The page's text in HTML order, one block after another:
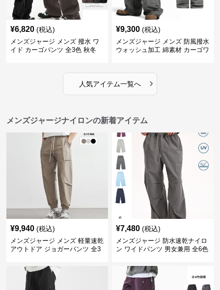
¥6,820 (税込)
メンズジャージ メンズ 撥水 ワ
イド カーゴパンツ 全3色 秋冬
¥9,300 (税込)
メンズジャージ メンズ 防風撥水
ウォッシュ加工 綿素材 カーゴワ
人気アイテム一覧へ ›
メンズジャージナイロンの新着アイテム
¥9,940 (税込)
メンズジャージ メンズ 軽量速乾
アウトドア ジョガーパンツ 全3
¥7,480 (税込)
メンズジャージ 防水速乾ナイロ
ン ワイドパンツ 男女兼用 全6色